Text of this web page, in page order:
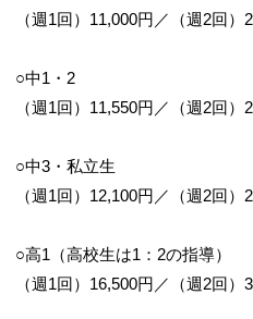
（週1回）11,000円／（週2回
○中1・2
（週1回）11,550円／（週2回
○中3・私立生
（週1回）12,100円／（週2回
○高1（高校生は1：2の指導）
（週1回）16,500円／（週2回